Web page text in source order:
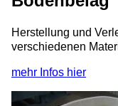
Herstellung und
verschiedenen
mehr Infos hier